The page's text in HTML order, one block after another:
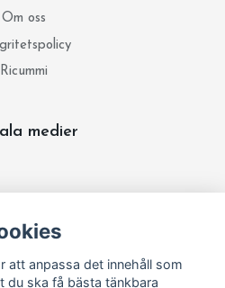
Om oss
Ricummi
medier
att anpassa det innehåll som
ska få bästa tänkbara